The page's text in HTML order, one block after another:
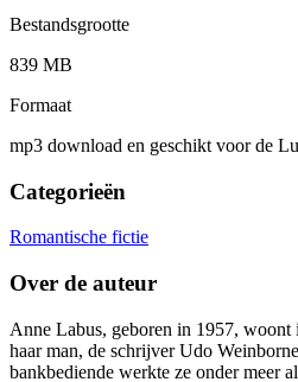
Bestandsgrootte
839 MB
Formaat
mp3 download en geschikt voor de
Categorieën
Romantische fictie
Over de auteur
Anne Labus, geboren in 1957,
haar man, de schrijver Udo
bankbediende werkte ze onder meer